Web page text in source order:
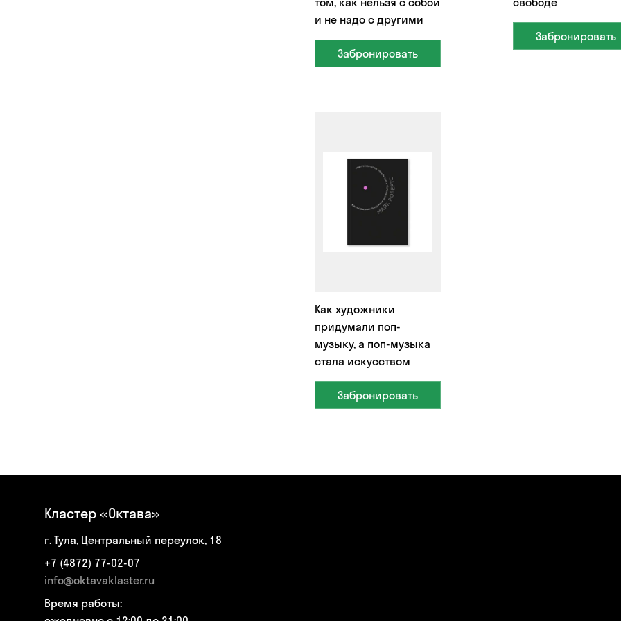
и не надо с другими
Забронировать
Забронировать
Как художники
придумали поп-
музыку, а поп-музыка
стала искусством
Забронировать
Кластер «Октава»
г. Тула, Центральный переулок, 18
+7 (4872) 77-02-07
info@oktavaklaster.ru
Время работы: